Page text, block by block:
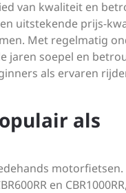
van kwaliteit en
uitstekende prijs-
Met regelmatig
jaren soepel en
als ervaren
als
motorfietsen.
en